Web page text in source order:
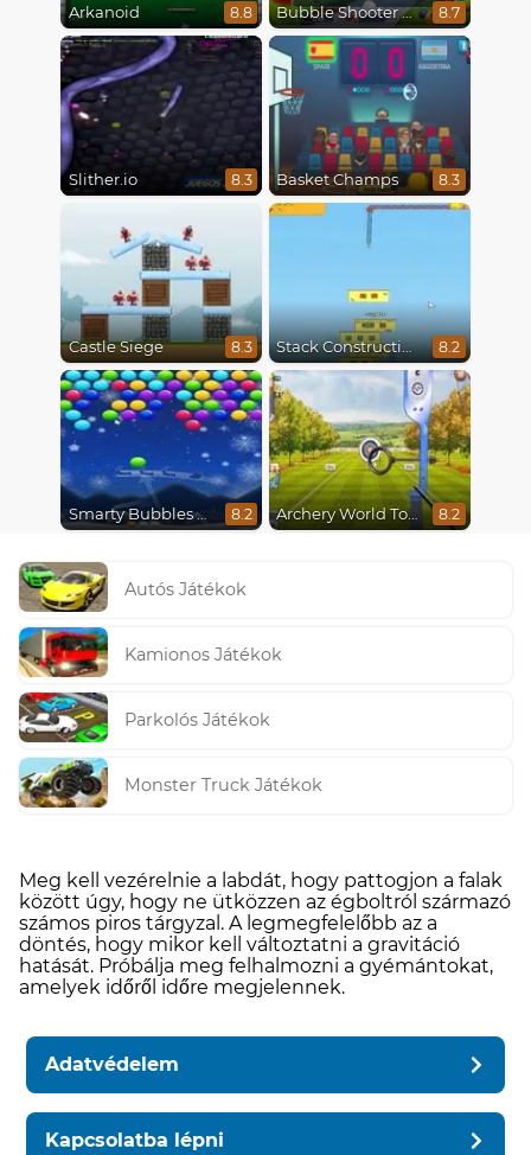
Arkanoid 8.8 Bubble Shooter Candy 8.7
Slither.io 8.3 Basket Champs 8.3
Castle Siege 8.3 Stack Construction 8.2
Smarty Bubbles X-Mas Edition 8.2 Archery World Tour 8.2
Autós Játékok
Kamionos Játékok
Parkolós Játékok
Monster Truck Játékok
Meg kell vezérelnie a labdát, hogy pattogjon a falak
között úgy, hogy ne ütközzen az égboltról származó
számos piros tárgyzal. A legmegfelelőbb az a
döntés, hogy mikor kell változtatni a gravitáció
hatását. Próbálja meg felhalmozni a gyémántokat,
amelyek időről időre megjelennek.
Adatvédelem
Kapcsolatba lépni